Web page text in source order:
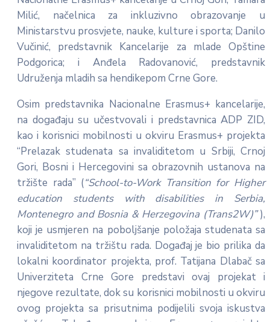
Milić, načelnica za inkluzivno obrazovanje u
Ministarstvu prosvjete, nauke, kulture i sporta; Danilo
Vučinić, predstavnik Kancelarije za mlade Opštine
Podgorica; i Anđela Radovanović, predstavnik
Udruženja mladih sa hendikepom Crne Gore.
Osim predstavnika Nacionalne Erasmus+ kancelarije,
na događaju su učestvovali i predstavnica ADP ZID,
kao i korisnici mobilnosti u okviru Erasmus+ projekta
“Prelazak studenata sa invaliditetom u Srbiji, Crnoj
Gori, Bosni i Hercegovini sa obrazovnih ustanova na
tržište rada” (“School-to-Work Transition for Higher
education students with disabilities in Serbia,
Montenegro and Bosnia & Herzegovina (Trans2W)”),
koji je usmjeren na poboljšanje položaja studenata sa
invaliditetom na tržištu rada. Događaj je bio prilika da
lokalni koordinator projekta, prof. Tatijana Dlabač sa
Univerziteta Crne Gore predstavi ovaj projekat i
njegove rezultate, dok su korisnici mobilnosti u okviru
ovog projekta sa prisutnima podijelili svoja iskustva